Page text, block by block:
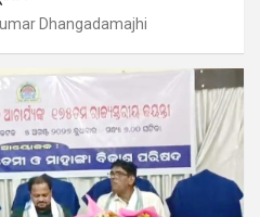
Dhangadamajhi